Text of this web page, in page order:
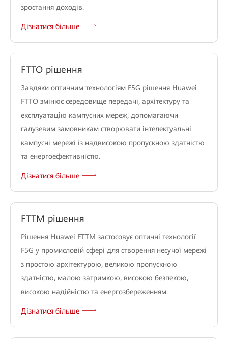
зростання доходів.
Дізнатися більше
FTTO рішення
Завдяки оптичним технологіям F5G рішення Huawei
FTTO змінює середовище передачі, архітектуру та
експлуатацію кампусних мереж, допомагаючи
галузевим замовникам створювати інтелектуальні
кампусні мережі із надвисокою пропускною здатністю
та енергоефективністю.
Дізнатися більше
FTTM рішення
Рішення Huawei FTTM застосовує оптичні технології
F5G у промисловій сфері для створення несучої мережі
з простою архітектурою, великою пропускною
здатністю, малою затримкою, високою безпекою,
високою надійністю та енергозбереженням.
Дізнатися більше